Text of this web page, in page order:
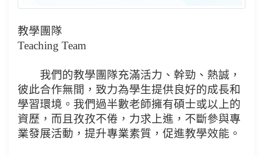
教學團隊
Teaching Team
我們的教學團隊充滿活力、幹勁、熱誠，
彼此合作無間，致力為學生提供良好的成長和
學習環境。我們過半數老師擁有碩士或以上的
資歷，而且孜孜不倦，力求上進，不斷參與專
業發展活動，提升專業素質，促進教學效能。